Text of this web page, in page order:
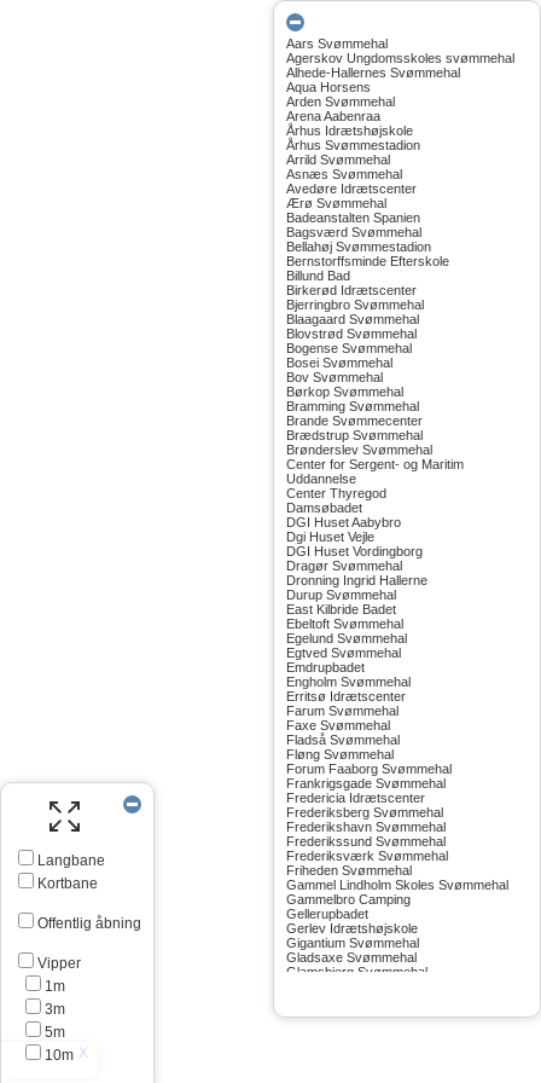
Langbane
Kortbane
Offentlig åbning
Vipper
1m
3m
5m
10m
Aars Svømmehal
Agerskov Ungdomsskoles svømmehal
Alhede-Hallernes Svømmehal
Aqua Horsens
Arden Svømmehal
Arena Aabenraa
Århus Idrætshøjskole
Århus Svømmestadion
Arrild Svømmehal
Asnæs Svømmehal
Avedøre Idrætscenter
Ærø Svømmehal
Badeanstalten Spanien
Bagsværd Svømmehal
Bellahøj Svømmestadion
Bernstorffsminde Efterskole
Billund Bad
Birkerød Idrætscenter
Bjerringbro Svømmehal
Blaagaard Svømmehal
Blovstrød Svømmehal
Bogense Svømmehal
Bosei Svømmehal
Bov Svømmehal
Børkop Svømmehal
Bramming Svømmehal
Brande Svømmecenter
Brædstrup Svømmehal
Brønderslev Svømmehal
Center for Sergent- og Maritim
Uddannelse
Center Thyregod
Damsøbadet
DGI Huset Aabybro
Dgi Huset Vejle
DGI Huset Vordingborg
Dragør Svømmehal
Dronning Ingrid Hallerne
Durup Svømmehal
East Kilbride Badet
Ebeltoft Svømmehal
Egelund Svømmehal
Egtved Svømmehal
Emdrupbadet
Engholm Svømmehal
Erritsø Idrætscenter
Farum Svømmehal
Faxe Svømmehal
Fladså Svømmehal
Fløng Svømmehal
Forum Faaborg Svømmehal
Frankrigsgade Svømmehal
Fredericia Idrætscenter
Frederiksberg Svømmehal
Frederikshavn Svømmehal
Frederikssund Svømmehal
Frederiksværk Svømmehal
Friheden Svømmehal
Gammel Lindholm Skoles Svømmehal
Gammelbro Camping
Gellerupbadet
Gerlev Idrætshøjskole
Gigantium Svømmehal
Gladsaxe Svømmehal
Glamsbjerg Svømmehal
Greve Svømmehal